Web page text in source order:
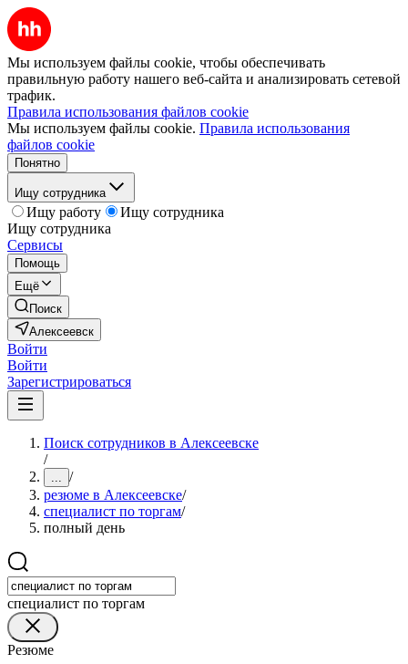
Мы используем файлы cookie, чтобы обеспечивать
правильную работу нашего веб-сайта и анализировать сетевой
трафик.
Правила использования файлов cookie
Мы используем файлы cookie. Правила использования
файлов cookie
Понятно
Ищу сотрудника
Ищу работу
Ищу сотрудника
Ищу сотрудника
Сервисы
Помощь
Ещё
Поиск
Алексеевск
Войти
Войти
Зарегистрироваться
Поиск сотрудников в Алексеевске
/
... /
резюме в Алексеевске/
специалист по торгам/
полный день
специалист по торгам
Резюме